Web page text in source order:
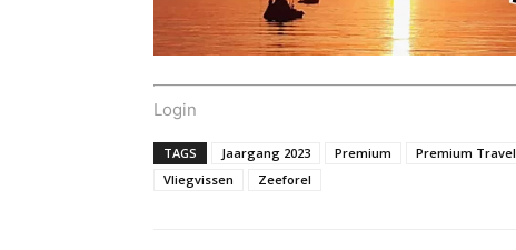
Login
TAGS Jaargang 2023 Premium Premium Travel
Vliegvissen
Zeeforel